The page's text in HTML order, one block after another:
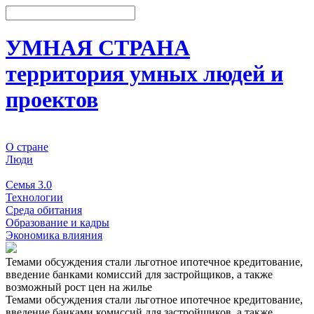
УМНАЯ СТРАНА
территория умных людей и
проектов
О стране
Люди
Семья 3.0
Технологии
Среда обитания
Образование и кадры
Экономика влияния
Темами обсуждения стали льготное ипотечное кредитование,
введение банками комиссий для застройщиков, а также
возможный рост цен на жилье
Темами обсуждения стали льготное ипотечное кредитование,